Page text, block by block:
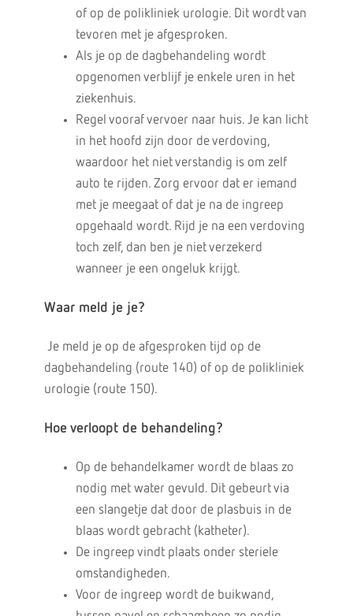
of op de polikliniek urologie. Dit wordt van
tevoren met je afgesproken.
Als je op de dagbehandeling wordt
opgenomen verblijf je enkele uren in het
ziekenhuis.
Regel vooraf vervoer naar huis. Je kan licht
in het hoofd zijn door de verdoving,
waardoor het niet verstandig is om zelf
auto te rijden. Zorg ervoor dat er iemand
met je meegaat of dat je na de ingreep
opgehaald wordt. Rijd je na een verdoving
toch zelf, dan ben je niet verzekerd
wanneer je een ongeluk krijgt.
Waar meld je je?
Je meld je op de afgesproken tijd op de
dagbehandeling (route 140) of op de polikliniek
urologie (route 150).
Hoe verloopt de behandeling?
Op de behandelkamer wordt de blaas zo
nodig met water gevuld. Dit gebeurt via
een slangetje dat door de plasbuis in de
blaas wordt gebracht (katheter).
De ingreep vindt plaats onder steriele
omstandigheden.
Voor de ingreep wordt de buikwand,